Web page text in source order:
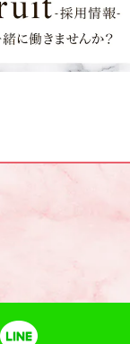
GLP-1ダイエット
点滴・注射Bar